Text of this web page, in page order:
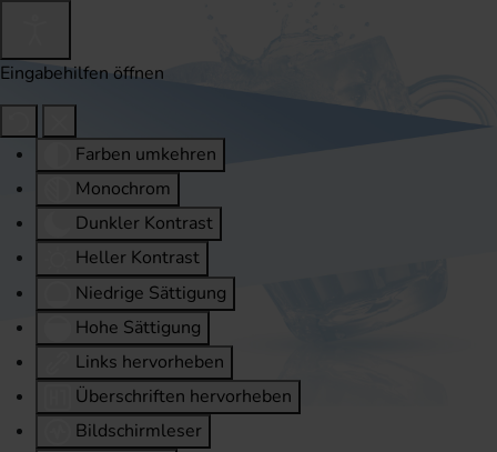
Eingabehilfen öffnen
Farben umkehren
Monochrom
Dunkler Kontrast
Heller Kontrast
Niedrige Sättigung
Hohe Sättigung
Links hervorheben
Überschriften hervorheben
Bildschirmleser